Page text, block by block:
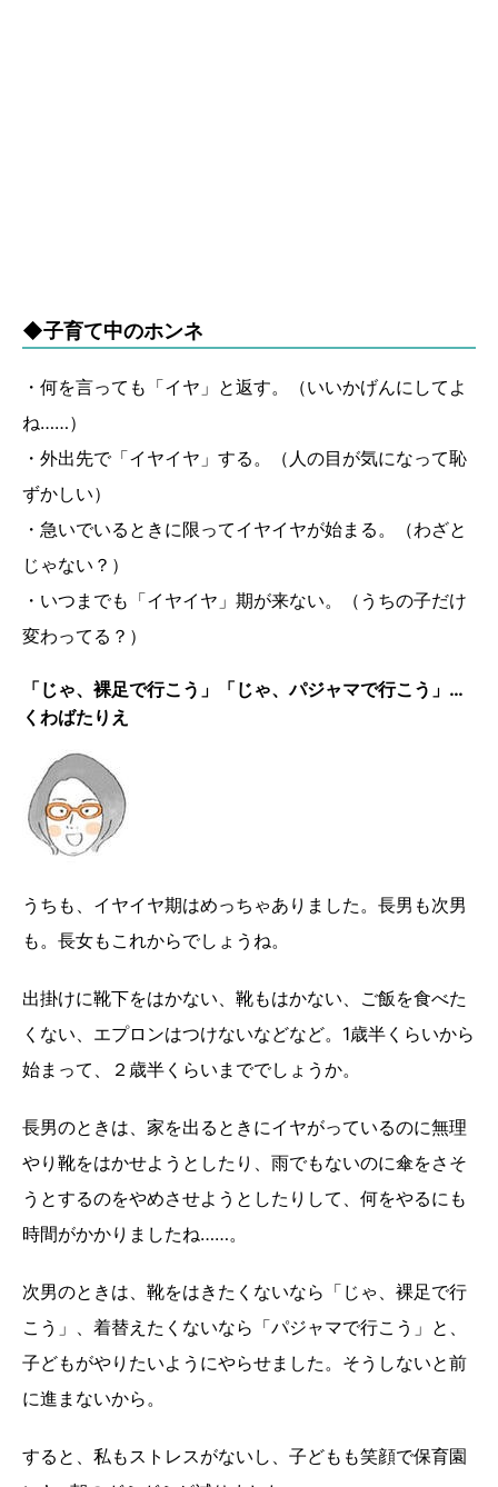
◆子育て中のホンネ
・何を言っても「イヤ」と返す。（いいかげんにしてよ
ね……）
・外出先で「イヤイヤ」する。（人の目が気になって恥
ずかしい）
・急いでいるときに限ってイヤイヤが始まる。（わざと
じゃない？）
・いつまでも「イヤイヤ」期が来ない。（うちの子だけ
変わってる？）
「じゃ、裸足で行こう」「じゃ、パジャマで行こう」…
くわばたりえ
うちも、イヤイヤ期はめっちゃありました。長男も次男
も。長女もこれからでしょうね。
出掛けに靴下をはかない、靴もはかない、ご飯を食べた
くない、エプロンはつけないなどなど。1歳半くらいから
始まって、２歳半くらいまででしょうか。
長男のときは、家を出るときにイヤがっているのに無理
やり靴をはかせようとしたり、雨でもないのに傘をさそ
うとするのをやめさせようとしたりして、何をやるにも
時間がかかりましたね……。
次男のときは、靴をはきたくないなら「じゃ、裸足で行
こう」、着替えたくないなら「パジャマで行こう」と、
子どもがやりたいようにやらせました。そうしないと前
に進まないから。
すると、私もストレスがないし、子どもも笑顔で保育園